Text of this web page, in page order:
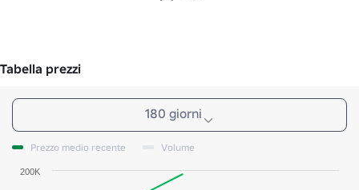
Tabella prezzi
180 giorni
Prezzo medio recente Volume
200K